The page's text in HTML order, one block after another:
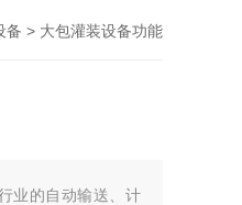
备 > 大包灌装设备功能
业的自动输送、计